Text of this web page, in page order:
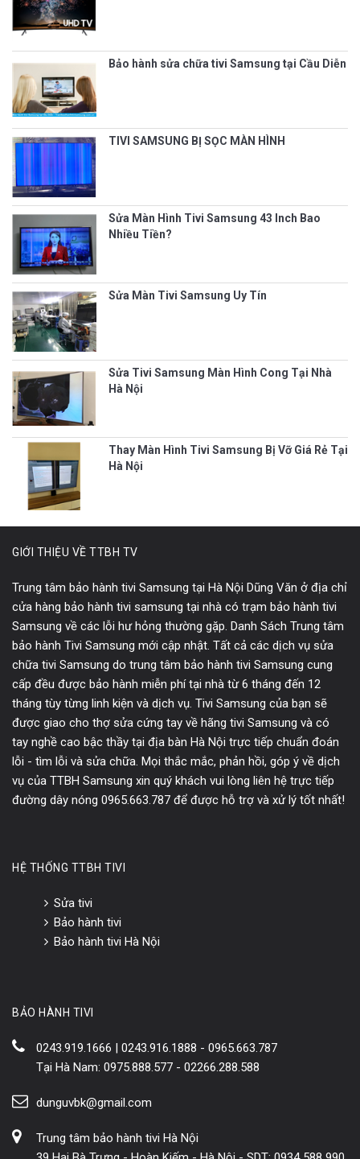
Bảo hành sửa chữa tivi Samsung tại Cầu Diễn
TIVI SAMSUNG BỊ SỌC MÀN HÌNH
Sửa Màn Hình Tivi Samsung 43 Inch Bao
Nhiều Tiền?
Sửa Màn Tivi Samsung Uy Tín
Sửa Tivi Samsung Màn Hình Cong Tại Nhà
Hà Nội
Thay Màn Hình Tivi Samsung Bị Vỡ Giá Rẻ Tại
Hà Nội
GIỚI THIỆU VỀ TTBH TV
Trung tâm bảo hành tivi Samsung tại Hà Nội Dũng Văn ở địa chỉ
cửa hàng bảo hành tivi samsung tại nhà có trạm bảo hành tivi
Samsung về các lỗi hư hỏng thường gặp. Danh Sách Trung tâm
bảo hành Tivi Samsung mới cập nhật. Tất cả các dịch vụ sửa
chữa tivi Samsung do trung tâm bảo hành tivi Samsung cung
cấp đều được bảo hành miễn phí tại nhà từ 6 tháng đến 12
tháng tùy từng linh kiện và dịch vụ. Tivi Samsung của bạn sẽ
được giao cho thợ sửa cứng tay về hãng tivi Samsung và có
tay nghề cao bậc thầy tại địa bàn Hà Nội trực tiếp chuẩn đoán
lỗi - tìm lỗi và sửa chữa. Mọi thắc mắc, phản hồi, góp ý về dịch
vụ của TTBH Samsung xin quý khách vui lòng liên hệ trực tiếp
đường dây nóng 0965.663.787 để được hỗ trợ và xử lý tốt nhất!
HỆ THỐNG TTBH TIVI
Sửa tivi
Bảo hành tivi
Bảo hành tivi Hà Nội
BẢO HÀNH TIVI
0243.919.1666 | 0243.916.1888 - 0965.663.787
Tại Hà Nam: 0975.888.577 - 02266.288.588
dunguvbk@gmail.com
Trung tâm bảo hành tivi Hà Nội